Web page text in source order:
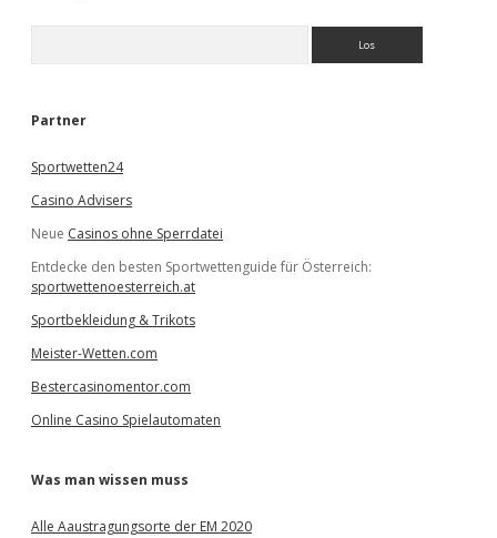
e
Partner
Sportwetten24
Casino Advisers
Neue Casinos ohne Sperrdatei
Entdecke den besten Sportwettenguide für Österreich:
sportwettenoesterreich.at
Sportbekleidung & Trikots
Meister-Wetten.com
Bestercasinomentor.com
Online Casino Spielautomaten
Was man wissen muss
Alle Aaustragungsorte der EM 2020